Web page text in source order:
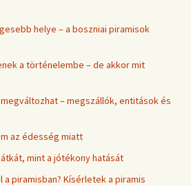
helye – a boszniai piramisok
a történelembe – de akkor mit
– megszállók, entitások és
az édesség miatt
mint a jótékony hatását
piramisban? Kísérletek a piramis